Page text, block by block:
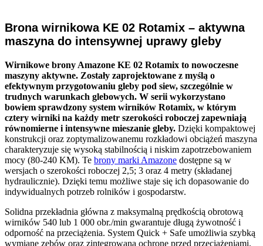
Brona wirnikowa KE 02 Rotamix – aktywna
maszyna do intensywnej uprawy gleby
Wirnikowe brony Amazone KE 02 Rotamix to nowoczesne
maszyny aktywne. Zostały zaprojektowane z myślą o
efektywnym przygotowaniu gleby pod siew, szczególnie w
trudnych warunkach glebowych. W serii wykorzystano
bowiem sprawdzony system wirników Rotamix, w którym
cztery wirniki na każdy metr szerokości roboczej zapewniają
równomierne i intensywne mieszanie gleby. Dzięki kompaktowej
konstrukcji oraz zoptymalizowanemu rozkładowi obciążeń maszyna
charakteryzuje się wysoką stabilnością i niskim zapotrzebowaniem
mocy (80-240 KM). Te brony marki Amazone dostępne są w
wersjach o szerokości roboczej 2,5; 3 oraz 4 metry (składanej
hydraulicznie). Dzięki temu możliwe staje się ich dopasowanie do
indywidualnych potrzeb rolników i gospodarstw.
Solidna przekładnia główna z maksymalną prędkością obrotową
wirników 540 lub 1 000 obr./min gwarantuje długą żywotność i
odporność na przeciążenia. System Quick + Safe umożliwia szybką
wymianę zębów oraz zintegrowaną ochronę przed przeciążeniami.